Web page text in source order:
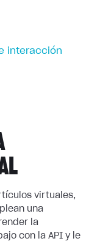
interacción
virtuales,
una
la
con la API y le